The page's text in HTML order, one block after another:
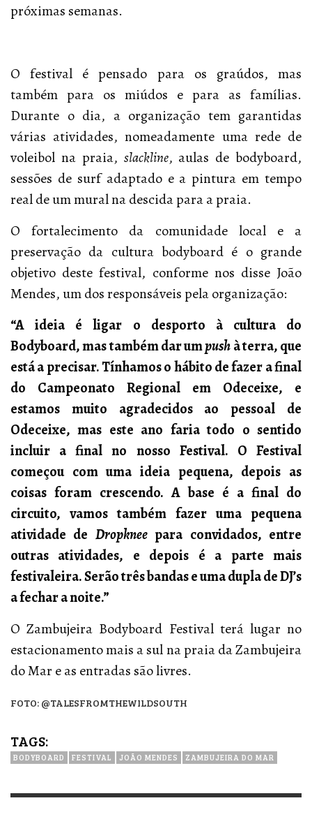
próximas semanas.
O festival é pensado para os graúdos, mas
também para os miúdos e para as famílias.
Durante o dia, a organização tem garantidas
várias atividades, nomeadamente uma rede de
voleibol na praia, slackline, aulas de bodyboard,
sessões de surf adaptado e a pintura em tempo
real de um mural na descida para a praia.
O fortalecimento da comunidade local e a
preservação da cultura bodyboard é o grande
objetivo deste festival, conforme nos disse João
Mendes, um dos responsáveis pela organização:
“A ideia é ligar o desporto à cultura do
Bodyboard, mas também dar umpushà terra, que
está a precisar. Tínhamos o hábito de fazer a final
do Campeonato Regional em Odeceixe, e
estamos muito agradecidos ao pessoal de
Odeceixe, mas este ano faria todo o sentido
incluir a final no nosso Festival. O Festival
começou com uma ideia pequena, depois as
coisas foram crescendo. A base é a final do
circuito, vamos também fazer uma pequena
atividade de Dropkneepara convidados, entre
outras atividades, e depois é a parte mais
festivaleira. Serão três bandas e uma dupla de DJ’s
a fechar a noite.”
O Zambujeira Bodyboard Festival terá lugar no
estacionamento mais a sul na praia da Zambujeira
do Mar e as entradas são livres.
FOTO: @TALESFROMTHEWILDSOUTH
TAGS:
BODYBOARD FESTIVAL JOÃO MENDES ZAMBUJEIRA DO MAR